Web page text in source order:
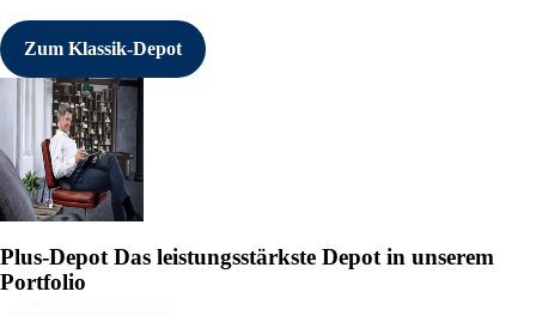
Zum Klassik-Depot
Plus-Depot Das leistungsstärkste Depot in unserem
Portfolio